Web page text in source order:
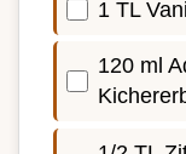
1 TL
120 ml